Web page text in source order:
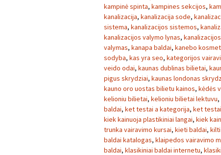
kampinė spinta, kampines sekcijos,
kanalizacija, kanalizacija sode,
sistema, kanalizacijos sistemos,
kanalizacijos valymo lynas,
valymas, kanapa baldai, kanebo
sodyba, kas yra seo, kategorijos
veido odai, kaunas dublinas bilietai,
pigus skrydziai, kaunas londonas
kauno oro uostas bilietu kainos, kėdės
kelioniu bilietai, kelioniu bilietai lektuvu,
baldai, ket testai a kategorija, ket
kiek kainuoja plastikiniai langai, kiek
trunka vairavimo kursai, kieti baldai,
baldai katalogas, klaipedos vairavimo
baldai, klasikiniai baldai internetu,